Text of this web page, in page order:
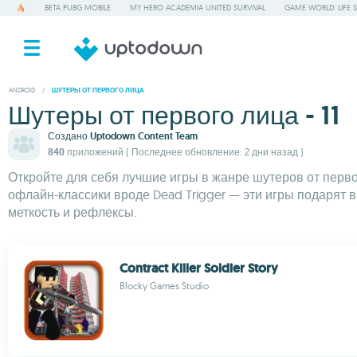
BETA PUBG MOBILE MY HERO ACADEMIA UNITED SURVIVAL GAME WORLD: LIFE
ANDROID / ШУТЕРЫ ОТ ПЕРВОГО ЛИЦА
Шутеры от первого лица - 11
Создано Uptodown Content Team
840 приложений ( Последнее обновление: 2 дни назад )
Откройте для себя лучшие игры в жанре шутеров от
офлайн-классики вроде Dead Trigger — эти игры подарят
меткость и рефлексы.
Contract Killer Soldier Story
Blocky Games Studio